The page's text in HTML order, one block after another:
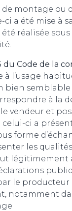
montage ou
ci a été mise à
réalisée sous
du Code de la
à l’usage
bien semblable
à la
vendeur et
ci a
forme
les qualités
légitimement
le producteur
notamment